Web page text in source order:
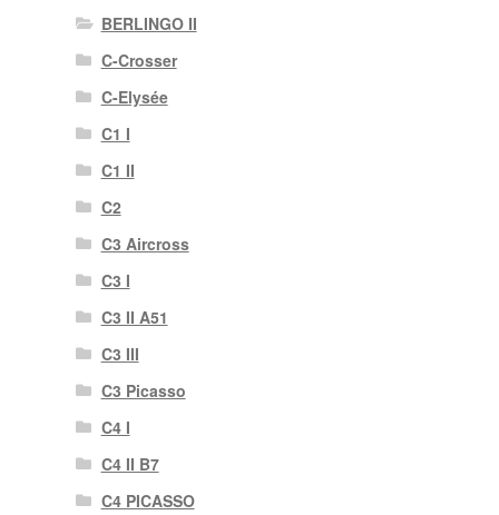
BERLINGO II
C-Crosser
C-Elysée
C1 I
C1 II
C2
C3 Aircross
C3 I
C3 II A51
C3 III
C3 Picasso
C4 I
C4 II B7
C4 PICASSO